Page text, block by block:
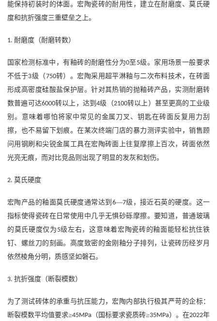
能保持初装时的体面。宏陶瓷砖的耐用性，建立在耐磨度、莫氏硬
度和抗折强度三重壁垒之上。
1. 耐磨度（耐磨转数）
国家检测标准中，有釉砖的耐磨性分为0至 5级。家用场景一般要求
不低于3级（750转）。宏陶采用超平淋釉与二次布料技术，在砖面
形成高密度硅酸盐保护层。针对其热销的抛釉砖产品，实测耐磨转
数普遍可达6000转以上，达到4级（2100转以上）甚至更高的工业级
别。意味着哪怕将家中常见的金属刀叉、钥匙在砖面反复用力刮
擦，也不易留下划痕。在某次终端门店的暴力测评实验中，销售顾
问用钢刷和尖锐金属工具在宏陶砖面上往复摩擦上百次，砖面依然
光亮无痕，而对比竞品则出现了明显的发灰和划伤。
2. 莫氏硬度
宏陶产品的釉面莫氏硬度通常达到 6—7级，接近石英的硬度。这一
指标使得瓷砖在日常使用中几乎无惧砂砾摩擦。要知道，普通玻璃
的莫氏硬度仅为 5级左右，这意味着宏陶瓷砖的釉面能轻松抗住铁
钉、螺丝刀的刻画。高度致密的金刚釉分子排列，让瓷砖历经岁月
依然棱角分明，质感坚如磐石。
3. 抗折强度（断裂模数）
为了测试砖体的承重与抗压能力，宏陶内部执行极其严苛的企标：
断裂模数平均值要求≥45MPa （国标要求瓷质砖≥35MPa）。在2022年